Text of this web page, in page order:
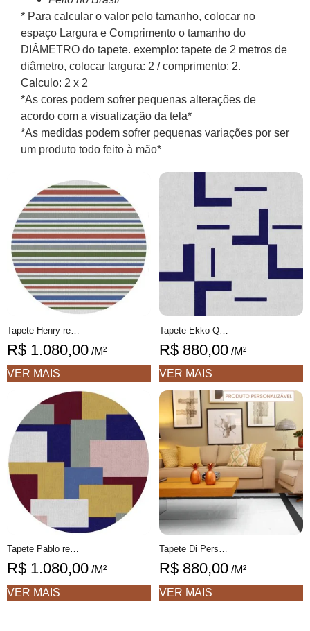
* Para calcular o valor pelo tamanho, colocar no
espaço Largura e Comprimento o tamanho do
DIÂMETRO do tapete. exemplo: tapete de 2 metros de
diâmetro, colocar largura: 2 / comprimento: 2.
Calculo: 2 x 2
*As cores podem sofrer pequenas alterações de
acordo com a visualização da tela*
*As medidas podem sofrer pequenas variações por ser
um produto todo feito à mão*
R$ 1.080,00 /M²
VER MAIS
R$ 880,00 /M²
VER MAIS
Tapete Pablo redondo 1 Geométrico feito à mão, 100% algodão reciclado
R$ 1.080,00 /M²
VER MAIS
Tapete Di Personalizável desenhado feito à mão, 100% algodão reciclado
R$ 880,00 /M²
VER MAIS